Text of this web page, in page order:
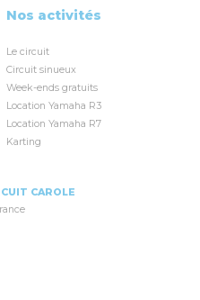
Nos activités
Le circuit
Circuit sinueux
Week-ends gratuits
Location Yamaha R3
Location Yamaha R7
Karting
CAROLE